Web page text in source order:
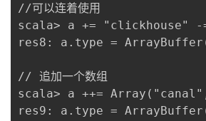
//可以连着使用
scala> a += "clickhouse" -
res8: a.type =
// 追加一个数组
scala> a ++=
res9: a.type =